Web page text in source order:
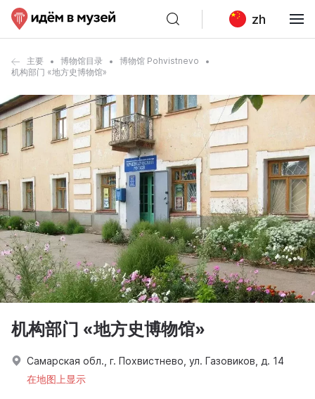
zh
主要 博物馆目录
博物馆 Pohvistnevo
机构部门 «地方史博物馆»
机构部门 «地方史博物馆»
Самарская обл., г. Похвистнево, ул. Газовиков, д. 14
在地图上显示